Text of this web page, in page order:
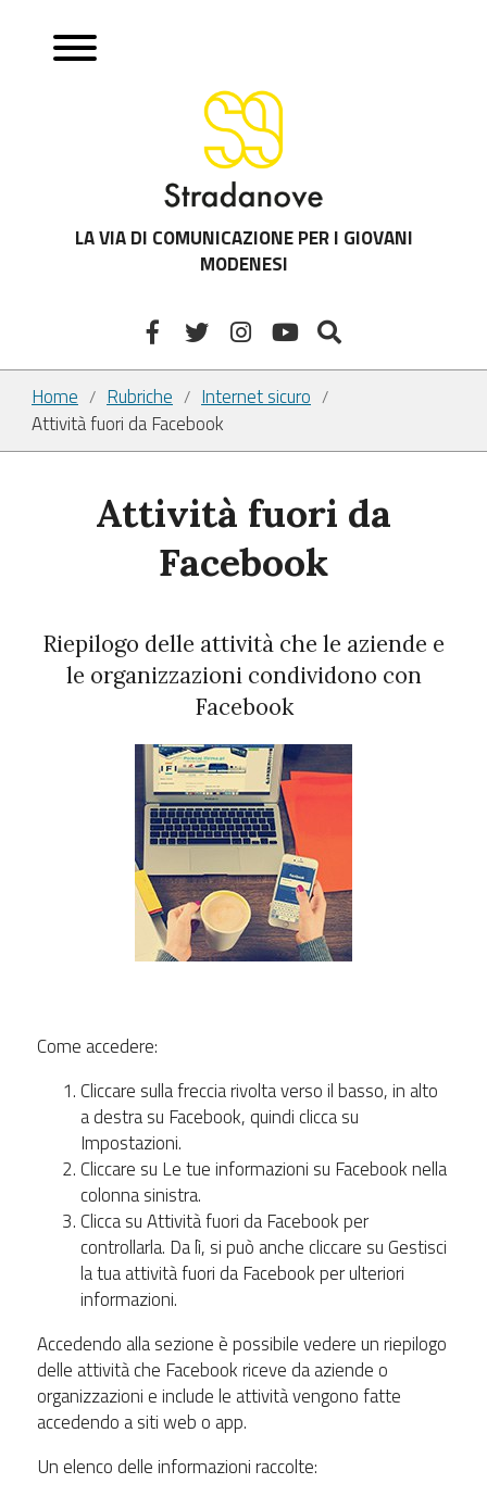
LA VIA DI COMUNICAZIONE PER I GIOVANI
MODENESI
Home / Rubriche / Internet sicuro /
Attività fuori da Facebook
Attività fuori da
Facebook
Riepilogo delle attività che le aziende e
le organizzazioni condividono con
Facebook
Come accedere:
Cliccare sulla freccia rivolta verso il basso, in alto
a destra su Facebook, quindi clicca su
Impostazioni.
Cliccare su Le tue informazioni su Facebook nella
colonna sinistra.
Clicca su Attività fuori da Facebook per
controllarla. Da lì, si può anche cliccare su Gestisci
la tua attività fuori da Facebook per ulteriori
informazioni.
Accedendo alla sezione è possibile vedere un riepilogo
delle attività che Facebook riceve da aziende o
organizzazioni e include le attività vengono fatte
accedendo a siti web o app.
Un elenco delle informazioni raccolte: